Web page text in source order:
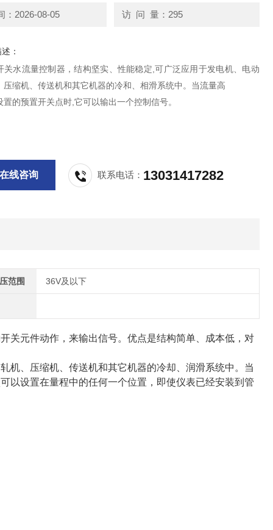
：2026-08-05 访 问 量：295
：
关水流量控制器，结构坚实、性能稳定,可广泛应用于发电机、电动
压缩机、传送机和其它机器的冷和、相滑系统中。当流量高
置的预置开关点时,它可以输出一个控制信号。
在线咨询 联系电话： 13031417282
范围 36V及以下
关元件动作，来输出信号。优点是结构简单、成本低，对
机、压缩机、传送机和其它机器的冷却、润滑系统中。当
以设置在量程中的任何一个位置，即使仪表已经安装到管